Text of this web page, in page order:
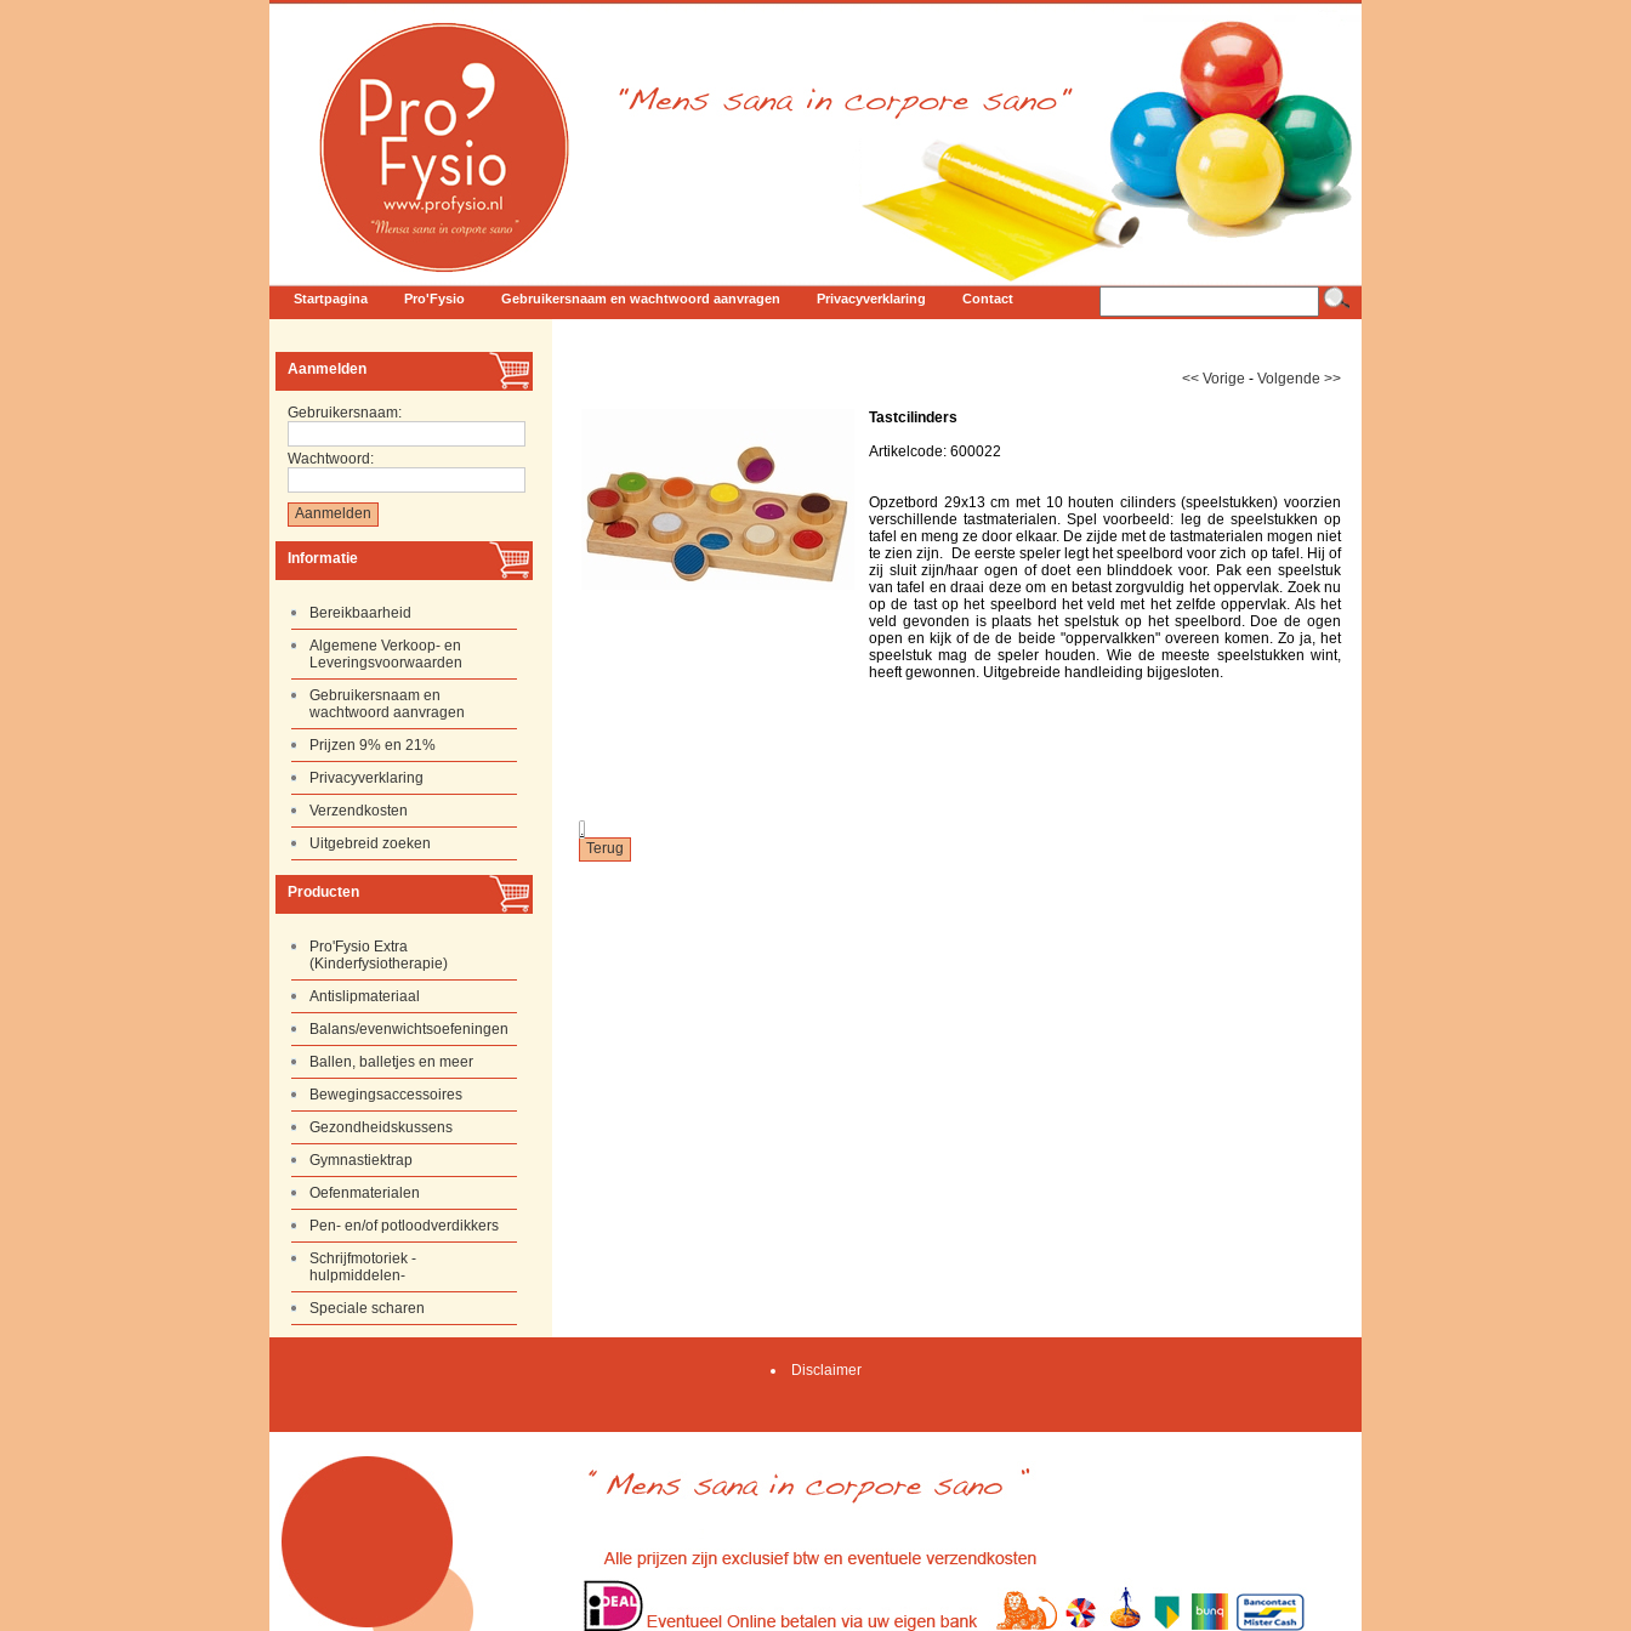
Startpagina Pro'Fysio Gebruikersnaam en wachtwoord aanvragen Privacyverklaring Contact
Aanmelden
Gebruikersnaam:
Wachtwoord:
Informatie
Bereikbaarheid
Algemene Verkoop- en
Leveringsvoorwaarden
Gebruikersnaam en
wachtwoord aanvragen
Prijzen 9% en 21%
Privacyverklaring
Verzendkosten
Uitgebreid zoeken
Producten
Pro'Fysio Extra
(Kinderfysiotherapie)
Antislipmateriaal
Balans/evenwichtsoefeningen
Ballen, balletjes en meer
Bewegingsaccessoires
Gezondheidskussens
Gymnastiektrap
Oefenmaterialen
Pen- en/of potloodverdikkers
Schrijfmotoriek -
hulpmiddelen-
Speciale scharen
<< Vorige - Volgende >>
Tastcilinders
Artikelcode: 600022
Opzetbord 29x13 cm met 10 houten cilinders (speelstukken) voorzien
verschillende tastmaterialen. Spel voorbeeld: leg de speelstukken op
tafel en meng ze door elkaar. De zijde met de tastmaterialen mogen niet
te zien zijn. De eerste speler legt het speelbord voor zich op tafel. Hij of
zij sluit zijn/haar ogen of doet een blinddoek voor. Pak een speelstuk
van tafel en draai deze om en betast zorgvuldig het oppervlak. Zoek nu
op de tast op het speelbord het veld met het zelfde oppervlak. Als het
veld gevonden is plaats het spelstuk op het speelbord. Doe de ogen
open en kijk of de de beide "oppervalkken" overeen komen. Zo ja, het
speelstuk mag de speler houden. Wie de meeste speelstukken wint,
heeft gewonnen. Uitgebreide handleiding bijgesloten.
.
Disclaimer